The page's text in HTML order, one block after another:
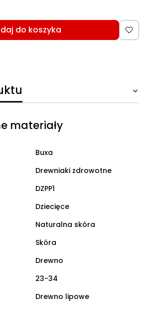
do koszyka
materiały
Buxa
Drewniaki zdrowotne
DZPP1
Dziecięce
Naturalna skóra
Skóra
Drewno
23-34
Drewno lipowe